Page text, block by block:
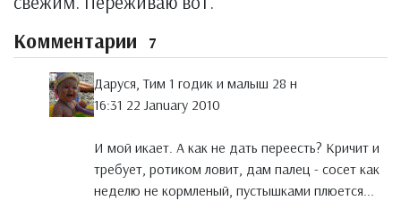
Комментарии 7
Даруся, Тим 1 годик и малыш 28 н
16:31 22 January 2010
И мой икает. А как не дать переесть? Кричит и
требует, ротиком ловит, дам палец - сосет как
неделю не кормленый, пустышками плюется...